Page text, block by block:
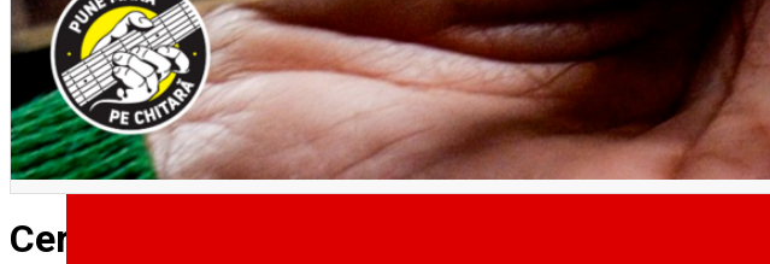
Cercul comunitar de chitară pentru învățători